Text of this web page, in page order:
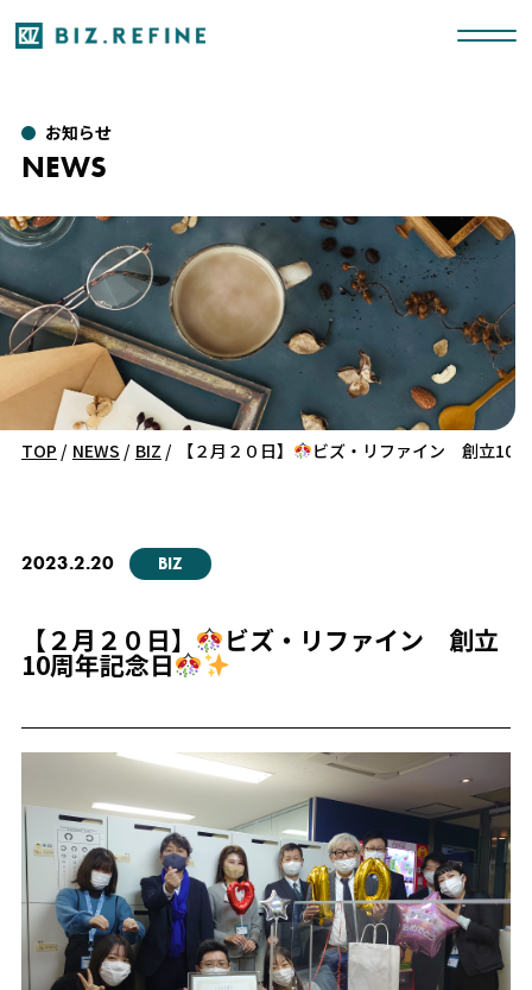
お知らせ
NEWS
TOP / NEWS / BIZ / 【２月２０日】 ビズ・リファイン 創立10
2023.2.20 BIZ
【２月２０日】 ビズ・リファイン 創立
10周年記念日